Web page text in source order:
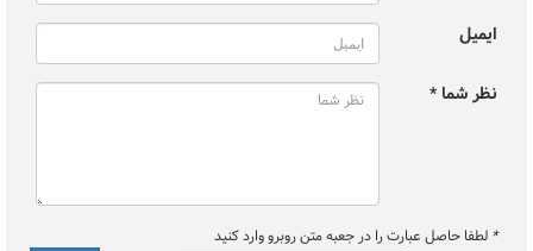
ایمیل
نظر شما *
* لطفا حاصل عبارت را در جعبه متن روبرو وارد کنید